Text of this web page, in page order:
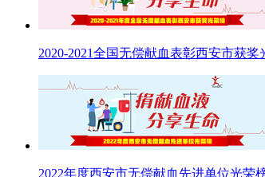
2020-2021全国无偿献血表彰西安市获奖
2022年度西安市无偿献血先进单位光荣